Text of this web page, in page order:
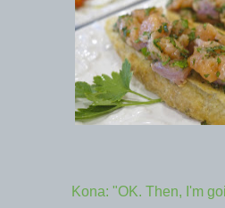
Kona: "OK. Then, I'm